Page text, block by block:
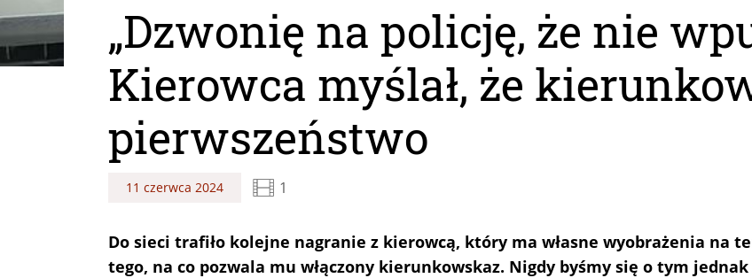
„Dzwonię na policję, że nie
Kierowca myślał, że
pierwszeństwo
11 czerwca 2024 1
Do sieci trafiło kolejne nagranie z kierowcą, który ma własne wyobrażenia na
tego, na co pozwala mu włączony kierunkowskaz. Nigdy byśmy się o tym